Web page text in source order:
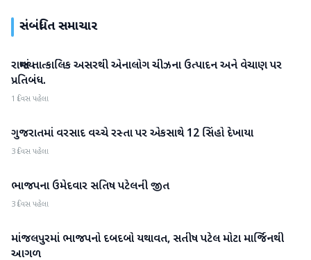
સંબંધિત સમાચાર
ગુજરાત
રાજ્યમાં તાત્કાલિક અસરથી એનાલોગ ચીઝના ઉત્પાદન અને વેચાણ પર
પ્રતિબંધ.
1 દિવસ પહેલા
ગુજરાત
ગુજરાતમાં વરસાદ વચ્ચે રસ્તા પર એકસાથે 12 સિંહો દેખાયા
3 દિવસ પહેલા
ગુજરાત
ભાજપના ઉમેદવાર સતિષ પટેલની જીત
3 દિવસ પહેલા
ગુજરાત
માંજલપુરમાં ભાજપનો દબદબો યથાવત, સતીષ પટેલ મોટા માર્જિનથી
આગળ